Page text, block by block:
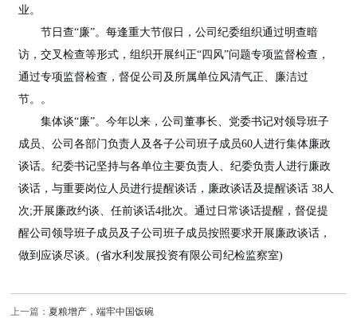
业。
节日查“廉”。每逢重大节假日，公司纪委组织通过明查暗
访，交叉检查等形式，组织开展纠正“四风”问题专项监督检查，
通过专项监督检查，督促公司及所属单位风清气正、廉洁过
节。。
集体谈“廉”。今年以来，公司董事长、党委书记对领导班子
成员、公司各部门负责人及各子公司班子成员60人进行集体廉政
谈话。纪委书记坚持与各单位主要负责人、纪委负责人进行廉政
谈话，与重要岗位人员进行提醒谈话，廉政谈话及提醒谈话 38人
次;开展廉政约谈、任前谈话4批次。通过日常谈话提醒，督促提
醒公司领导班子成员及子公司班子成员按照要求开展廉政谈话，
做到应谈尽谈。(省水利发展投资有限公司纪检监察室)
上一篇： 夏粮增产，端牢中国饭碗